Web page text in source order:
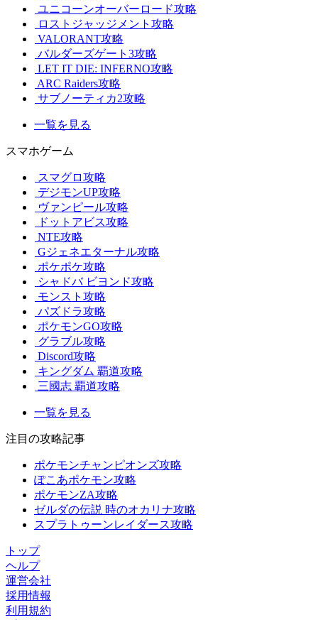
ユニコーンオーバーロード攻略
ロストジャッジメント攻略
VALORANT攻略
バルダーズゲート3攻略
LET IT DIE: INFERNO攻略
ARC Raiders攻略
サブノーティカ2攻略
一覧を見る
スマホゲーム
スマグロ攻略
デジモンUP攻略
ヴァンピール攻略
ドットアビス攻略
NTE攻略
Gジェネエターナル攻略
ポケポケ攻略
シャドバ ビヨンド攻略
モンスト攻略
パズドラ攻略
ポケモンGO攻略
グラブル攻略
Discord攻略
キングダム 覇道攻略
三國志 覇道攻略
一覧を見る
注目の攻略記事
ポケモンチャンピオンズ攻略
ぽこあポケモン攻略
ポケモンZA攻略
ゼルダの伝説 時のオカリナ攻略
スプラトゥーンレイダース攻略
トップ
ヘルプ
運営会社
採用情報
利用規約